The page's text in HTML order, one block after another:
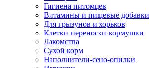
Гигиена питомцев
Витамины и пищевые добавки
Для грызунов и хорьков
Клетки-переноски-кормушки
Лакомства
Сухой корм
Наполнители-сено-опилки